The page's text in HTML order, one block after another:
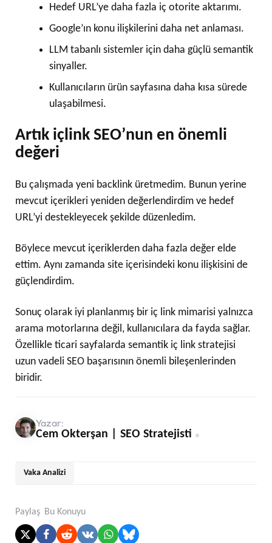
Hedef URL’ye daha fazla iç otorite aktarımı.
Google’ın konu ilişkilerini daha net anlaması.
LLM tabanlı sistemler için daha güçlü semantik
sinyaller.
Kullanıcıların ürün sayfasına daha kısa sürede
ulaşabilmesi.
Artık içlink SEO’nun en önemli
değeri
Bu çalışmada yeni backlink üretmedim. Bunun yerine
mevcut içerikleri yeniden değerlendirdim ve hedef
URL’yi destekleyecek şekilde düzenledim.
Böylece mevcut içeriklerden daha fazla değer elde
ettim. Aynı zamanda site içerisindeki konu ilişkisini de
güçlendirdim.
Sonuç olarak iyi planlanmış bir iç link mimarisi yalnızca
arama motorlarına değil, kullanıcılara da fayda sağlar.
Özellikle ticari sayfalarda semantik iç link stratejisi
uzun vadeli SEO başarısının önemli bileşenlerinden
biridir.
Vaka Analizi
Yazar:
Cem Okterşan | SEO Stratejisti
Paylaş Bu Konuyu